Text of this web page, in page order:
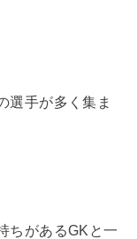
選手が多く集ま
ちがあるGKと一